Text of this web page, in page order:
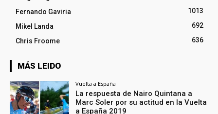
Fernando Gaviria
1013
Mikel Landa
692
Chris Froome
636
MÁS LEIDO
Vuelta a España
La respuesta de Nairo Quintana a
Marc Soler por su actitud en la Vuelta
a España 2019